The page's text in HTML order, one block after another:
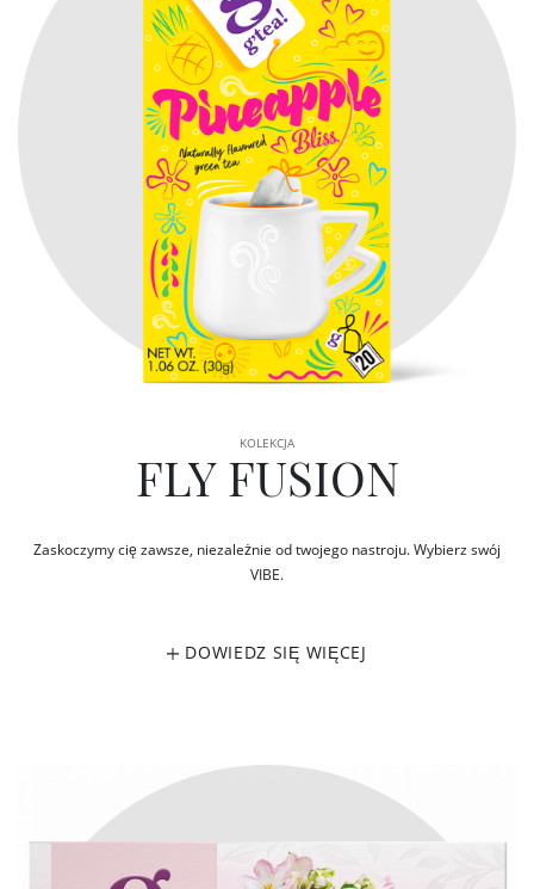
KOLEKCJA
FLY FUSION
Zaskoczymy cię zawsze, niezależnie od twojego nastroju. Wybierz swój
VIBE.
DOWIEDZ SIĘ WIĘCEJ